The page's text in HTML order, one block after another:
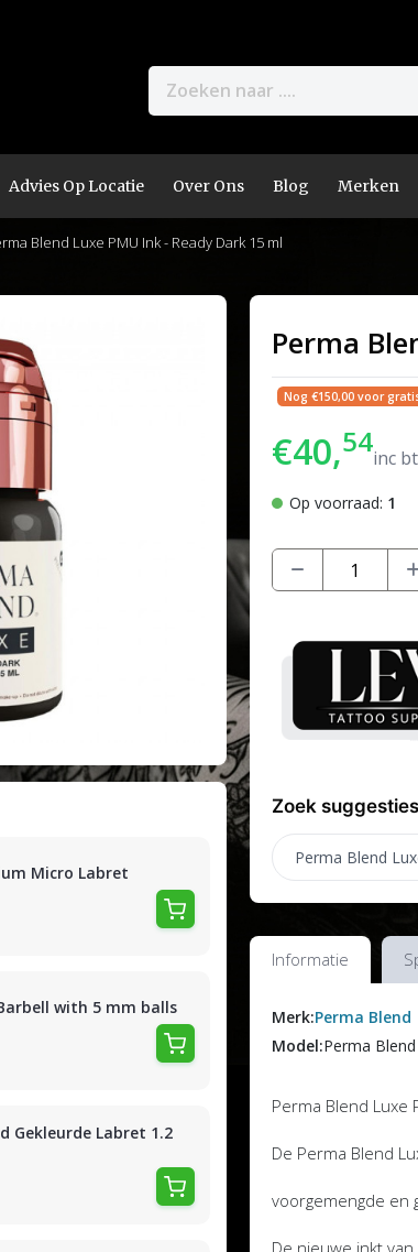
Advies Op Locatie Over Ons Blog Merken
Blend Luxe PMU Ink - Ready Dark 15 ml
Micro Labret
with 5 mm balls
Gekleurde Labret 1.2
Perma
Nog €150,00 voor
€40,54inc
Op voorraad: 1
Zoek suggesties
Perma Blend
Informatie
Merk:Perma Blend
Model:Perma
Perma Blend Luxe
De Perma Blend
voorgemengde en
De nieuwe inkt van